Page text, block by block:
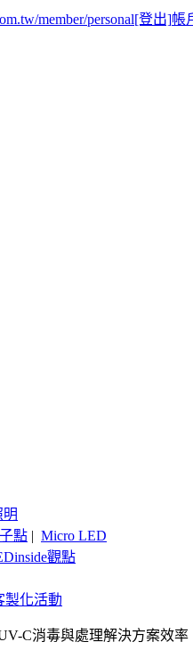
member/personal[登出]帳
點 | Micro LED
觀點
製化活動
C消毒與處理解決方案效率